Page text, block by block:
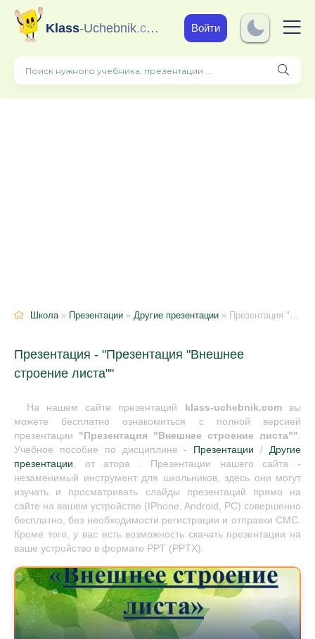
Klass-Uchebnik.com Войти
Школа» Презентации » Другие презентации » Презентация "Внешнее строение листа"
Презентация - "Презентация "Внешнее
строение листа""
На нашем сайте презентаций klass-uchebnik.comвы
можете бесплатно ознакомиться с полной версией
презентации "Презентация "Внешнее строение листа"".
Учебное пособие по дисциплине -
Презентации /Другие
презентации, от атора . Презентации нашего сайта -
незаменимый инструмент для школьников, здесь они могут
изучать и просматривать слайды презентаций прямо на
сайте на вашем устройстве (IPhone, Android, PC) совершенно
бесплатно, без необходимости регистрации и отправки СМС.
Кроме того, у вас есть возможность скачать презентации на
ваше устройство в формате PPT (PPTX).